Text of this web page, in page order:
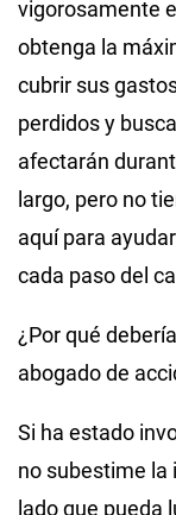
vigorosamente
obtenga la
cubrir sus
perdidos y
afectarán
largo, pero no
aquí para
cada paso del
¿Por qué
abogado de
Si ha estado
no subestime la
lado que pueda